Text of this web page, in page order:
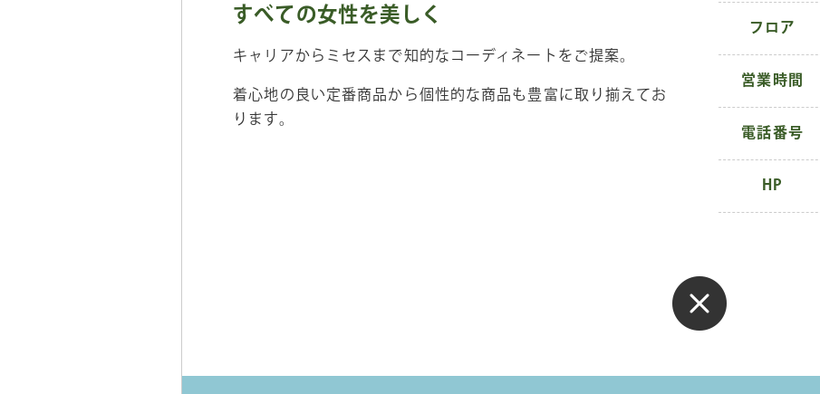
すべての女性を美しく
キャリアからミセスまで知的なコーディネートをご提案。
着心地の良い定番商品から個性的な商品も豊富に取り揃えてお
ります。
フロア
営業時間
電話番号
HP